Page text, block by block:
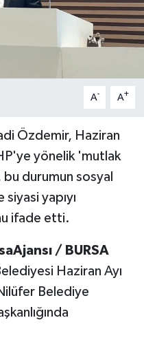
A- A+
Özdemir, Haziran
yönelik 'mutlak
durumun sosyal
yapıyı
ifade etti.
/ BURSA
Haziran Ayı
Belediye